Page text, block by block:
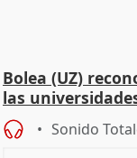
Bolea (UZ)
las
Sonido